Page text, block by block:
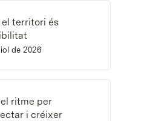
el territori és
de 2026
ritme per
i créixer